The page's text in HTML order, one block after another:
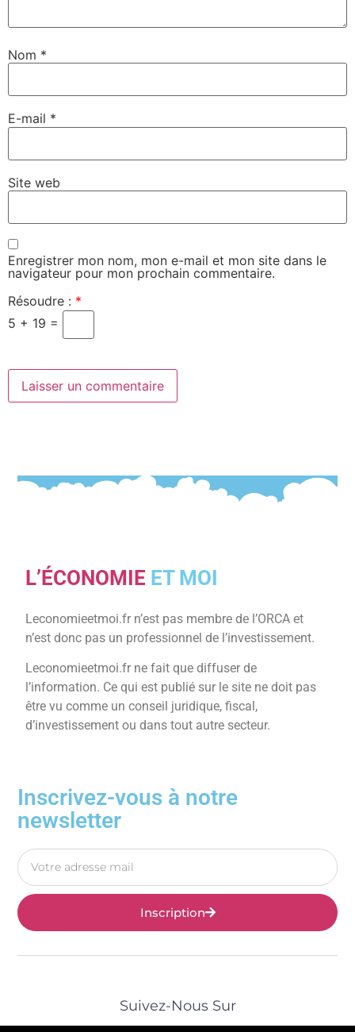
Nom *
E-mail *
Site web
Enregistrer mon nom, mon e-mail et mon site dans le
navigateur pour mon prochain commentaire.
Résoudre : *
5 + 19 =
L’ÉCONOMIE ET MOI
Leconomieetmoi.fr n’est pas membre de l’ORCA et
n’est donc pas un professionnel de l’investissement.
Leconomieetmoi.fr ne fait que diffuser de
l’information. Ce qui est publié sur le site ne doit pas
être vu comme un conseil juridique, fiscal,
d’investissement ou dans tout autre secteur.
Inscrivez-vous à notre
newsletter
Inscription
Suivez-Nous Sur